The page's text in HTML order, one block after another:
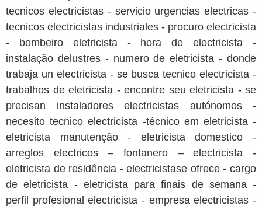
tecnicos electricistas - servicio urgencias electricas -
tecnicos electricistas industriales - procuro electricista
- bombeiro eletricista - hora de electricista -
instalação delustres - numero de eletricista - donde
trabaja un electricista - se busca tecnico electricista -
trabalhos de eletricista - encontre seu eletricista - se
precisan instaladores electricistas autónomos -
necesito tecnico electricista -técnico em eletricista -
eletricista manutenção - eletricista domestico -
arreglos electricos – fontanero – electricista -
eletricista de residência - electricistase ofrece - cargo
de eletricista - eletricista para finais de semana -
perfil profesional electricista - empresa electricistas -